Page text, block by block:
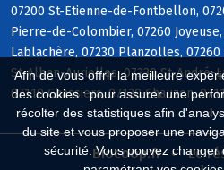
Afin de vous offrir la meilleure
des cookies : pour assurer une
récolter des statistiques afin
du site et vous proposer une
sécurité. Vous pouvez
07200 St-Etienne-de-Fontbellon,
Pierre-de-Colombier, 07260
Lablachère, 07230 Planzolles, 07260
St-Alban-Auriolles, 07230 St-André-
07110 Chassiers, 07120 Chauzon,
Biocoop.fr Le